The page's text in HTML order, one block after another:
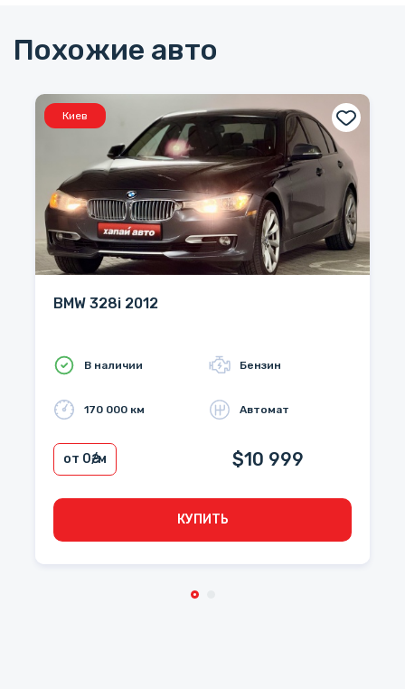
Похожие авто
Киев
BMW 328i 2012
В наличии Бензин
170 000 км Автомат
от 0₴/м $10 999
КУПИТЬ